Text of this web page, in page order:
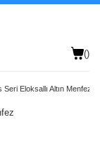
()
Seri Eloksallı Altın Menfezler